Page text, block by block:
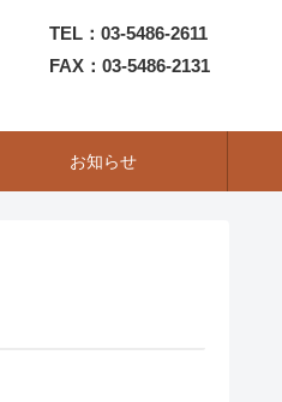
TEL：03-5486-2611
FAX：03-5486-2131
お知らせ